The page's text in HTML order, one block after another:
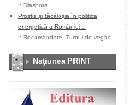
:: Diaspora
Prostia și tăcăloșia în politica
energetică a României…
:: Recomandate Turnul de veghe
Naţiunea PRINT